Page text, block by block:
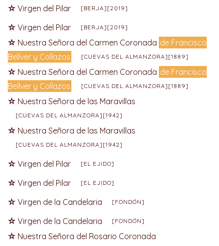
Virgen del Pilar [BERJA][2019]
Virgen del Pilar [BERJA][2019]
Nuestra Señora del Carmen Coronada de Francisco
Bellver y Collazos
[CUEVAS DEL ALMANZORA][1889]
Nuestra Señora del Carmen Coronada de Francisco
Bellver y Collazos
[CUEVAS DEL ALMANZORA][1889]
Nuestra Señora de las Maravillas
[CUEVAS DEL ALMANZORA][1942]
Nuestra Señora de las Maravillas
[CUEVAS DEL ALMANZORA][1942]
Virgen del Pilar [EL EJIDO]
Virgen del Pilar [EL EJIDO]
Virgen de la Candelaria [FONDÓN]
Virgen de la Candelaria [FONDÓN]
Nuestra Señora del Rosario Coronada